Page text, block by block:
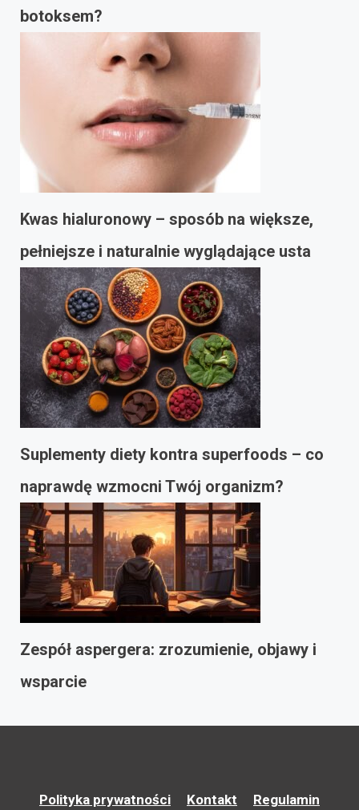
botoksem?
Kwas hialuronowy – sposób na większe,
pełniejsze i naturalnie wyglądające usta
Suplementy diety kontra superfoods – co
naprawdę wzmocni Twój organizm?
Zespół aspergera: zrozumienie, objawy i
wsparcie
Polityka prywatności Kontakt Regulamin